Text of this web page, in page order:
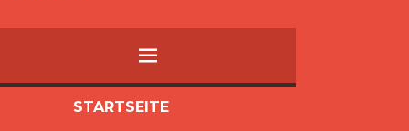
MENÜ
STARTSEITE